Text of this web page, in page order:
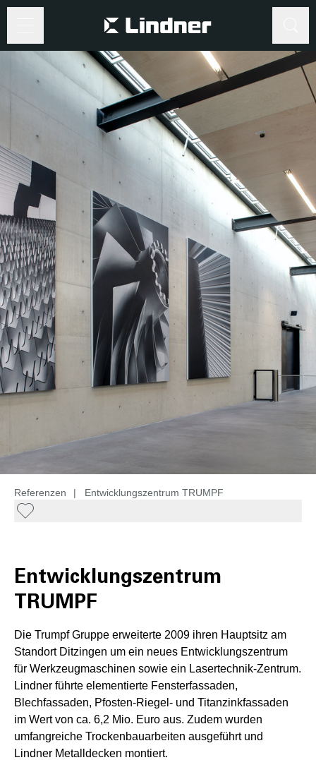
Suche
Referenzen | Entwicklungszentrum TRUMPF
Entwicklungszentrum
TRUMPF
Die Trumpf Gruppe erweiterte 2009 ihren Hauptsitz am
Standort Ditzingen um ein neues Entwicklungszentrum
für Werkzeugmaschinen sowie ein Lasertechnik-Zentrum.
Lindner führte elementierte Fensterfassaden,
Blechfassaden, Pfosten-Riegel- und Titanzinkfassaden
im Wert von ca. 6,2 Mio. Euro aus. Zudem wurden
umfangreiche Trockenbauarbeiten ausgeführt und
Lindner Metalldecken montiert.